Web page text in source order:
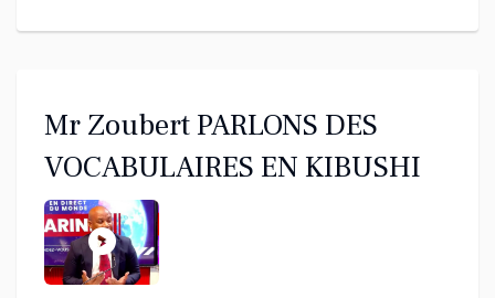
Mr Zoubert PARLONS DES
VOCABULAIRES EN KIBUSHI